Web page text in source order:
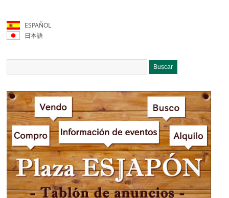
ESPAÑOL
日本語